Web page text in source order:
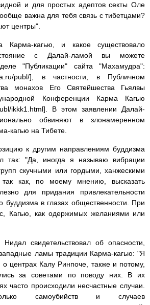
и для простых адептов секты Оле
важна для тебя связь с тибетцами?
центры".
Карма-кагью, и какое существовало
с Далай-ламой вы можете
"Публикации" сайта "Махамудра":
publ/], в частности, в Публичном
монахов Его Святейшества Гьялвы
Конференции Карма Кагью
ikkk1.html]. В этом заявлении Далай-
обвиняют в злонамеренном
кагью на Тибете.
к другим направлениям буддизма
так: "Да, иногда я называю вибрации
скучными или гордыми, ханжескими
как, по моему мнению, высказать
для придания привлекательности
буддизма в глазах общественности. При
Кагью, как одержимых желаниями или
свидетельствовал об опасности,
ламы традиции Карма-кагью: "Я
центрах Калу Ринпоче, также и потому,
за советами по поводу них. В их
часто происходили несчастные случаи.
самоубийств и случаев